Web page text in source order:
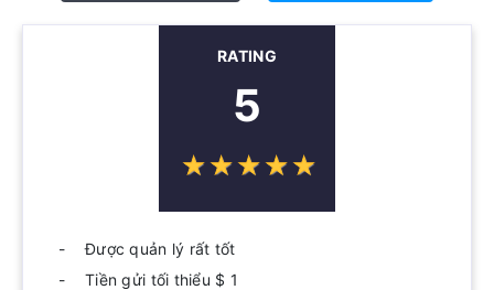
RATING
5
☆☆☆☆☆
★★★★★
Được quản lý rất tốt
Tiền gửi tối thiểu $ 1